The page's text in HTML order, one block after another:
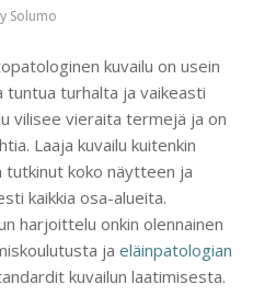
Solumo
kuvailu on usein
turhalta ja vaikeasti
vilisee vieraita termejä ja on
Laaja kuvailu kuitenkin
koko näytteen ja
kaikkia osa-alueita.
harjoittelu onkin olennainen
ja eläinpatologian
kuvailun laatimisesta.